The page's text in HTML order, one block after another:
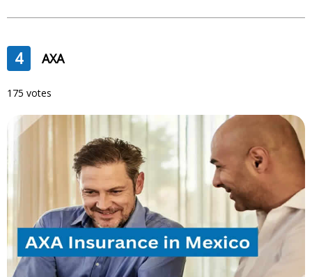
4 AXA
175 votes